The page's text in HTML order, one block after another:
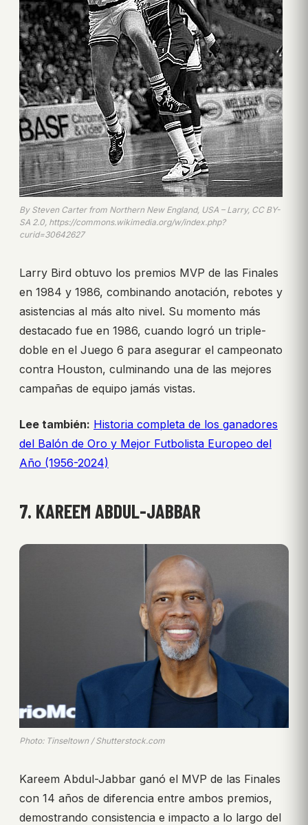
By Steven Carter from Northern New England, USA – Larry, CC BY-
SA 2.0, https://commons.wikimedia.org/w/index.php?
curid=30642627
Larry Bird obtuvo los premios MVP de las Finales
en 1984 y 1986, combinando anotación, rebotes y
asistencias al más alto nivel. Su momento más
destacado fue en 1986, cuando logró un triple-
doble en el Juego 6 para asegurar el campeonato
contra Houston, culminando una de las mejores
campañas de equipo jamás vistas.
Lee también: Historia completa de los ganadores
del Balón de Oro y Mejor Futbolista Europeo del
Año (1956-2024)
7. KAREEM ABDUL-JABBAR
Photo: Tinseltown / Shutterstock.com
Kareem Abdul-Jabbar ganó el MVP de las Finales
con 14 años de diferencia entre ambos premios,
demostrando consistencia e impacto a lo largo del